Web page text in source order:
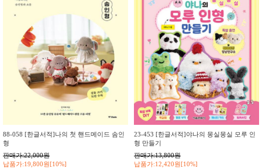
88-058 [한글서적]나의 첫 핸드메이드 솜인
형
판매가:22,000원
납품가:19,800원[10%]
23-453 [한글서적]야나의 몽실몽실 모루 인
형 만들기
판매가:13,800원
납품가:12,420원[10%]